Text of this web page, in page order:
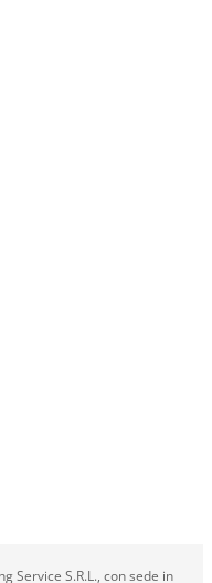
Service S.R.L., con sede in